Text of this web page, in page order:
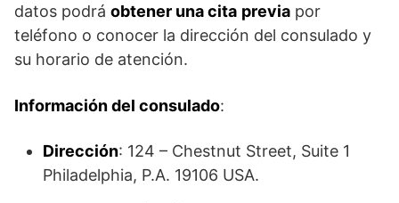
datos podrá obtener una cita previa por
teléfono o conocer la dirección del consulado y
su horario de atención.
Información del consulado:
Dirección: 124 – Chestnut Street, Suite 1
Philadelphia, P.A. 19106 USA.